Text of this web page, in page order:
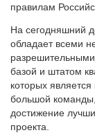
правилам
На сегодняшний
обладает всеми
разрешительными
базой и штатом
которых
большой
достижение
проекта.